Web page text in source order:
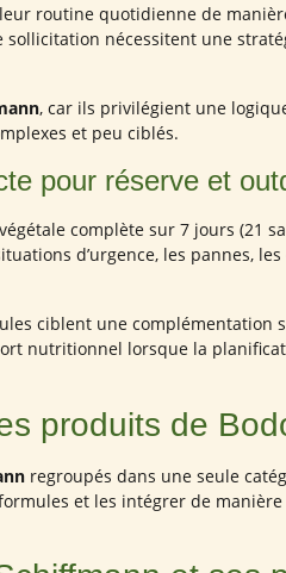
routine quotidienne de
nécessitent une
, car ils privilégient une
et peu ciblés.
pour réserve et
complète sur 7 jours (21
d’urgence, les pannes,
ciblent une complémentation
nutritionnel lorsque la
produits de
regroupés dans une seule
et les intégrer de